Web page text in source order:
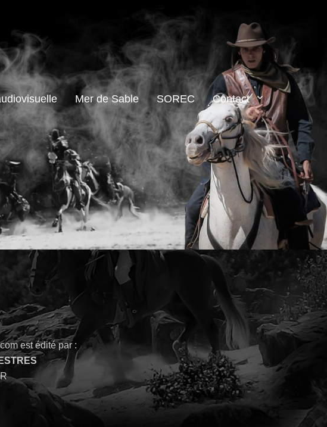
Mer de Sable SOREC Contact
est édité par :